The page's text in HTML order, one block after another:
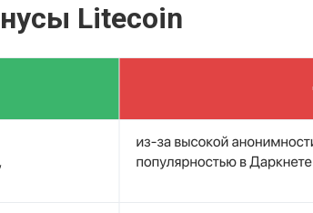
Litecoin